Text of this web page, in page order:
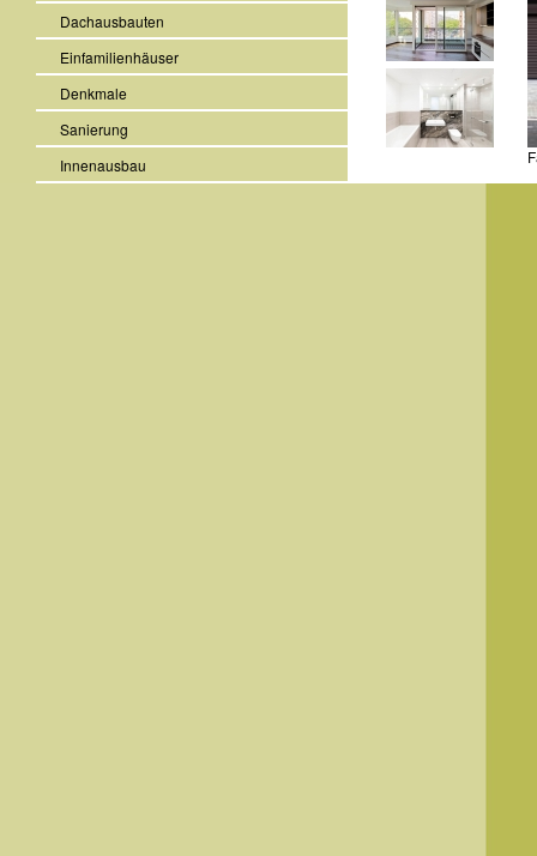
Dachausbauten
Einfamilienhäuser
Denkmale
Sanierung
Innenausbau